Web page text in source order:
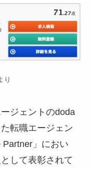
り
ジェントのdoda
転職エージェン
Partner」におい
して表彰されて